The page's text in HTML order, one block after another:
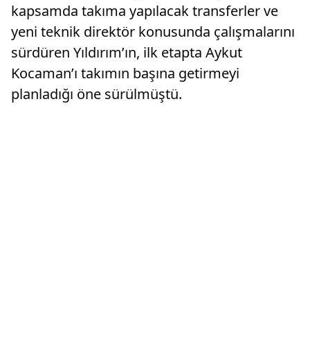
kapsamda takıma yapılacak transferler ve
yeni teknik direktör konusunda çalışmalarını
sürdüren Yıldırım’ın, ilk etapta Aykut
Kocaman’ı takımın başına getirmeyi
planladığı öne sürülmüştü.